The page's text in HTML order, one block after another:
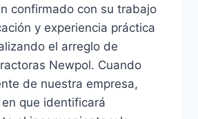
confirmado con su trabajo
y experiencia práctica
el arreglo de
Newpol. Cuando
de nuestra empresa,
que identificará